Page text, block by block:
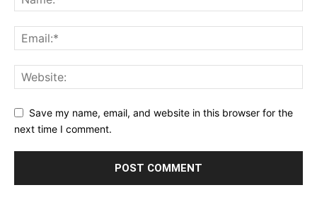
Save my name, email, and website in this browser for the
next time I comment.